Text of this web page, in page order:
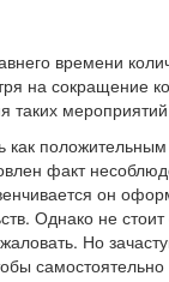
времени
на сокращение
таких
положительным
факт
он
Однако не
Но